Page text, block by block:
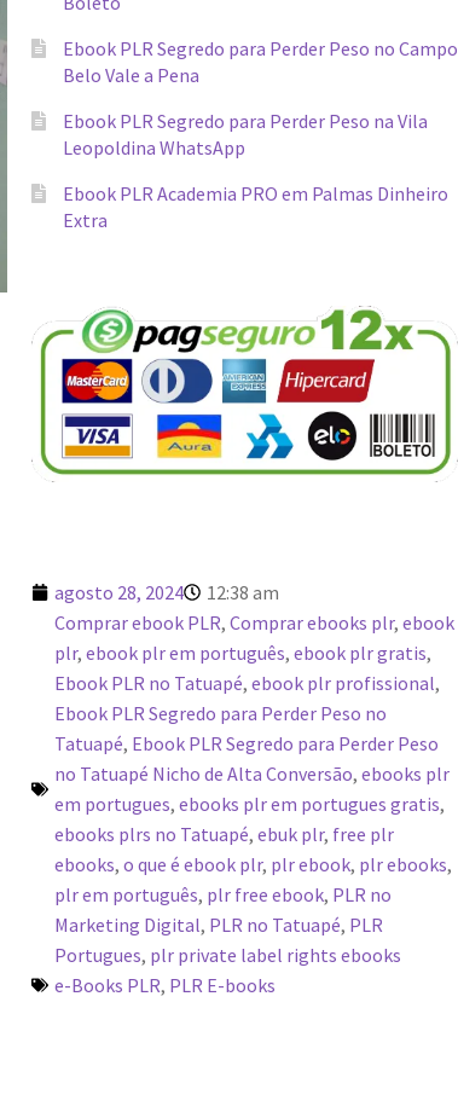
Ebook PLR Segredo para Perder Peso no Campo
Belo Vale a Pena
Ebook PLR Segredo para Perder Peso na Vila
Leopoldina WhatsApp
Ebook PLR Academia PRO em Palmas Dinheiro
Extra
agosto 28, 2024
12:38 am
Comprar ebook PLR, Comprar ebooks plr, ebook
plr, ebook plr em português, ebook plr gratis,
Ebook PLR no Tatuapé, ebook plr profissional,
Ebook PLR Segredo para Perder Peso no
Tatuapé, Ebook PLR Segredo para Perder Peso
no Tatuapé Nicho de Alta Conversão, ebooks plr
em portugues, ebooks plr em portugues gratis,
ebooks plrs no Tatuapé, ebuk plr, free plr
ebooks, o que é ebook plr, plr ebook, plr ebooks,
plr em português, plr free ebook, PLR no
Marketing Digital, PLR no Tatuapé, PLR
Portugues, plr private label rights ebooks
e-Books PLR, PLR E-books